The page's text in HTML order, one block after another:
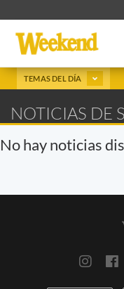
TEMAS DEL DÍA
NOTICIAS DE
No hay noticias